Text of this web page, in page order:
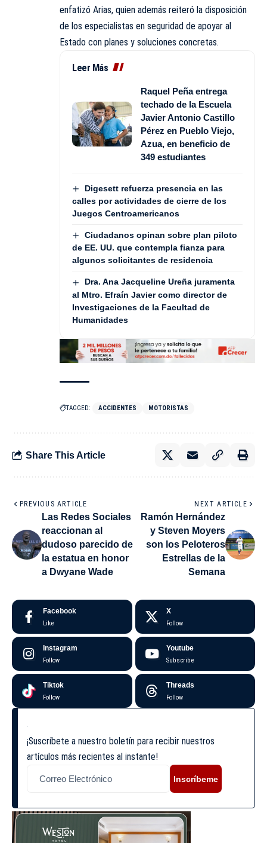
enfatizó Arias, quien además reiteró la disposición
de los especialistas en seguridad de apoyar al
Estado con planes y soluciones concretas.
Leer Más
Raquel Peña entrega
techado de la Escuela
Javier Antonio Castillo
Pérez en Pueblo Viejo,
Azua, en beneficio de
349 estudiantes
Digesett refuerza presencia en las
calles por actividades de cierre de los
Juegos Centroamericanos
Ciudadanos opinan sobre plan piloto
de EE. UU. que contempla fianza para
algunos solicitantes de residencia
Dra. Ana Jacqueline Ureña juramenta
al Mtro. Efraín Javier como director de
Investigaciones de la Facultad de
Humanidades
TAGGED: ACCIDENTES MOTORISTAS
Share This Article
PREVIOUS ARTICLE
Las Redes Sociales
reaccionan al
dudoso parecido de
la estatua en honor
a Dwyane Wade
NEXT ARTICLE
Ramón Hernández
y Steven Moyers
son los Peloteros
Estrellas de la
Semana
Facebook
Like
X
Follow
Instagram
Follow
Youtube
Subscribe
Tiktok
Follow
Threads
Follow
¡Suscríbete a nuestro boletín para recibir nuestros
artículos más recientes al instante!
Inscríbeme